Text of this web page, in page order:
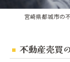
不動産売買